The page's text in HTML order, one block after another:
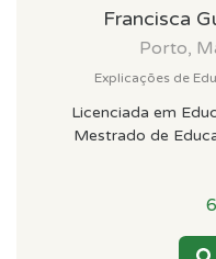
Francisca
Porto,
Explicações de
Licenciada em
Mestrado de